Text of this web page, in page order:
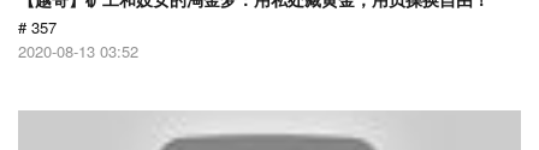
# 357
2020-08-13 03:52